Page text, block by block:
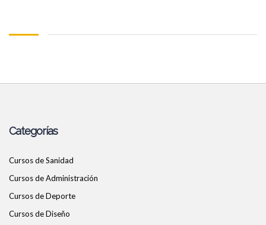
Categorías
Cursos de Sanidad
Cursos de Administración
Cursos de Deporte
Cursos de Diseño